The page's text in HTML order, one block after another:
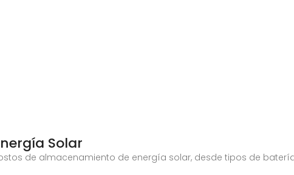
Solar
de almacenamiento de energía solar, desde tipos de